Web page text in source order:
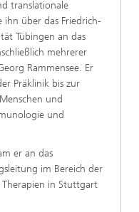
translationale
ihn über das Friedrich-
Tübingen an das
mehrerer
Rammensee. Er
Präklinik bis zur
und
und
er an das
im Bereich der
Therapien in Stuttgart